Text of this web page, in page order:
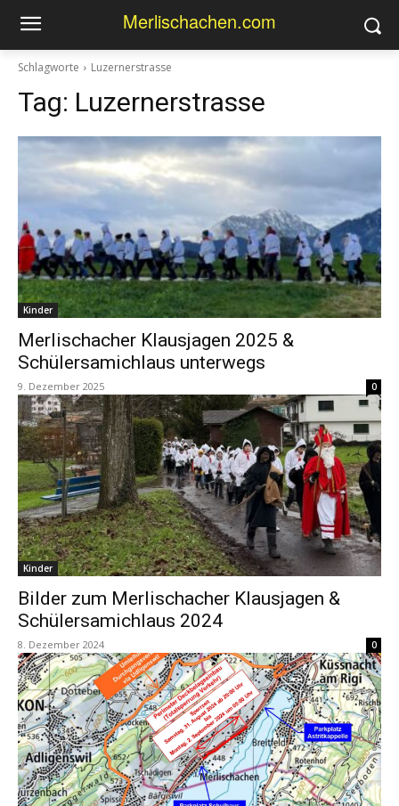
Merlischachen.com
Schlagworte Luzernerstrasse
Tag: Luzernerstrasse
Kinder
Merlischacher Klausjagen 2025 &
Schülersamichlaus unterwegs
9. Dezember 2025 0
Kinder
Bilder zum Merlischacher Klausjagen &
Schülersamichlaus 2024
8. Dezember 2024 0